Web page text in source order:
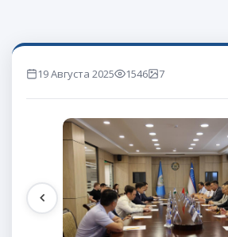
19 Августа 2025 1546
marta ko'rilgan
7